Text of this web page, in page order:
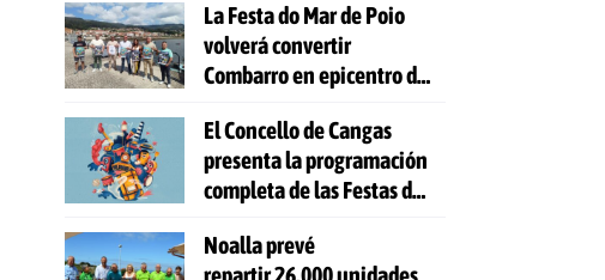
La Festa do Mar de Poio
volverá convertir
Combarro en epicentro de
El Concello de Cangas
presenta la programación
completa de las Festas do
Noalla prevé